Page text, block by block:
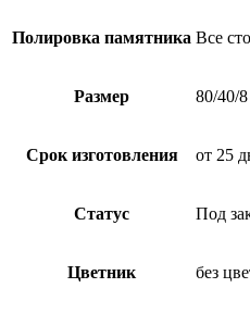
Полировка памятника Все
Размер 80/40/
Срок изготовления от 25
Статус Под
Цветник без